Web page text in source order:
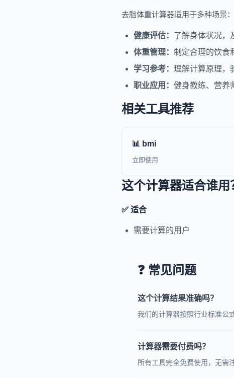
去脂体重计算器适用于多种场景：
健康评估： 了解身体状况，
体重管理： 制定合理的饮食
学习参考： 理解计算原理，
职业应用： 健身教练、营养
相关工具推荐
📊 bmi
立即使用
这个计算器适合谁用
✅ 适合
需要计算的用户
❓ 常见问题
这个计算结果准确吗？
我们的计算器按照行业标准公
计算器需要付费吗？
所有工具完全免费使用，无需